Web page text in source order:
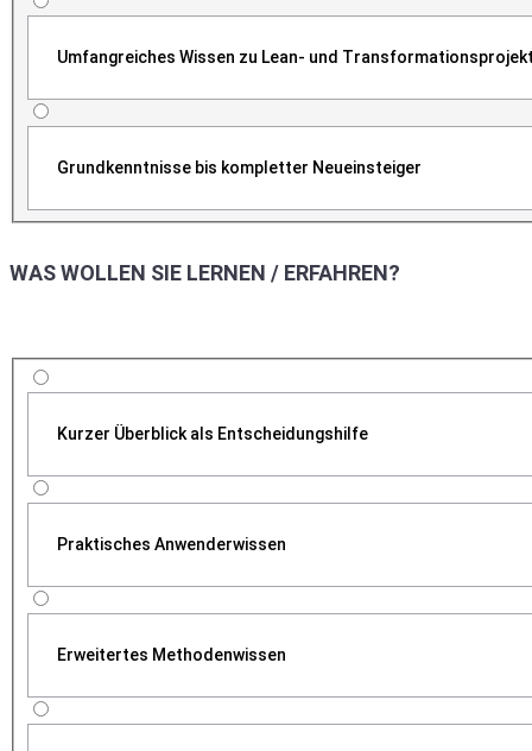
Umfangreiches Wissen zu Lean- und
Grundkenntnisse bis kompletter Neueinsteiger
WAS WOLLEN SIE LERNEN / ERFAHREN?
Kurzer Überblick als Entscheidungshilfe
Praktisches Anwenderwissen
Erweitertes Methodenwissen